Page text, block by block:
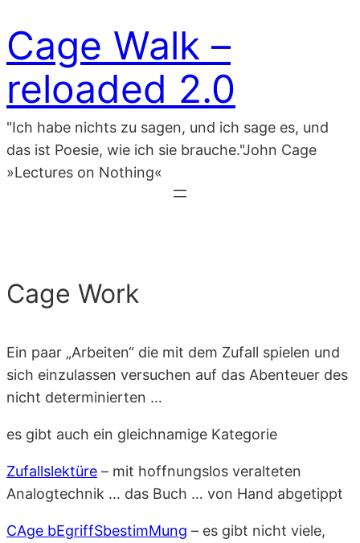
Inhalt
springen
Cage Walk –
reloaded 2.0
"Ich habe nichts zu sagen, und ich sage es, und
das ist Poesie, wie ich sie brauche."John Cage
»Lectures on Nothing«
Cage Work
Ein paar „Arbeiten“ die mit dem Zufall spielen und
sich einzulassen versuchen auf das Abenteuer des
nicht determinierten …
es gibt auch ein gleichnamige Kategorie
Zufallslektüre – mit hoffnungslos veralteten
Analogtechnik … das Buch … von Hand abgetippt
CAge bEgriffSbestimMung – es gibt nicht viele,